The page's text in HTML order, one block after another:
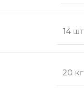
14 шт
20 кг